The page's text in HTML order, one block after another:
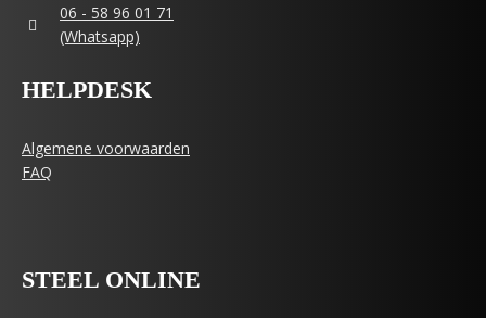
06 - 58 96 01 71
(Whatsapp)
HELPDESK
Algemene voorwaarden
FAQ
STEEL ONLINE